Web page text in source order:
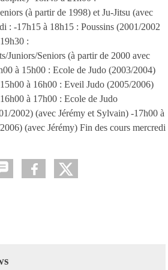
(à partir de 1998) et Ju-Jitsu (avec
: -17h15 à 18h15 : Poussins (2001/2002
:
Juniors/Seniors (à partir de 2000 avec
à 15h00 : Ecole de Judo (2003/2004)
à 16h00 : Eveil Judo (2005/2006)
à 17h00 : Ecole de Judo
2002) (avec Jérémy et Sylvain) -17h00 à
(avec Jérémy) Fin des cours mercredi